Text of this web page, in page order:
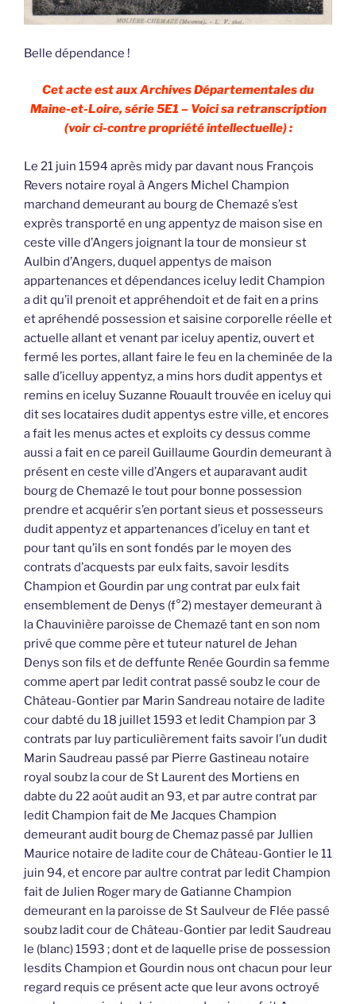
Belle dépendance !
Cet acte est aux Archives Départementales du
Maine-et-Loire, série 5E1 – Voici sa retranscription
(voir ci-contre propriété intellectuelle) :
Le 21 juin 1594 après midy par davant nous François
Revers notaire royal à Angers Michel Champion
marchand demeurant au bourg de Chemazé s’est
exprès transporté en ung appentyz de maison sise en
ceste ville d’Angers joignant la tour de monsieur st
Aulbin d’Angers, duquel appentys de maison
appartenances et dépendances iceluy ledit Champion
a dit qu’il prenoit et appréhendoit et de fait en a prins
et apréhendé possession et saisine corporelle réelle et
actuelle allant et venant par iceluy apentiz, ouvert et
fermé les portes, allant faire le feu en la cheminée de la
salle d’icelluy appentyz, a mins hors dudit appentys et
remins en iceluy Suzanne Rouault trouvée en iceluy qui
dit ses locataires dudit appentys estre ville, et encores
a fait les menus actes et exploits cy dessus comme
aussi a fait en ce pareil Guillaume Gourdin demeurant à
présent en ceste ville d’Angers et auparavant audit
bourg de Chemazé le tout pour bonne possession
prendre et acquérir s’en portant sieus et possesseurs
dudit appentyz et appartenances d’iceluy en tant et
pour tant qu’ils en sont fondés par le moyen des
contrats d’acquests par eulx faits, savoir lesdits
Champion et Gourdin par ung contrat par eulx fait
ensemblement de Denys (f°2) mestayer demeurant à
la Chauvinière paroisse de Chemazé tant en son nom
privé que comme père et tuteur naturel de Jehan
Denys son fils et de deffunte Renée Gourdin sa femme
comme apert par ledit contrat passé soubz le cour de
Château-Gontier par Marin Sandreau notaire de ladite
cour dabté du 18 juillet 1593 et ledit Champion par 3
contrats par luy particulièrement faits savoir l’un dudit
Marin Saudreau passé par Pierre Gastineau notaire
royal soubz la cour de St Laurent des Mortiens en
dabte du 22 août audit an 93, et par autre contrat par
ledit Champion fait de Me Jacques Champion
demeurant audit bourg de Chemaz passé par Jullien
Maurice notaire de ladite cour de Château-Gontier le 11
juin 94, et encore par aultre contrat par ledit Champion
fait de Julien Roger mary de Gatianne Champion
demeurant en la paroisse de St Saulveur de Flée passé
soubz ladit cour de Château-Gontier par ledit Saudreau
le (blanc) 1593 ; dont et de laquelle prise de possession
lesdits Champion et Gourdin nous ont chacun pour leur
regard requis ce présent acte que leur avons octroyé